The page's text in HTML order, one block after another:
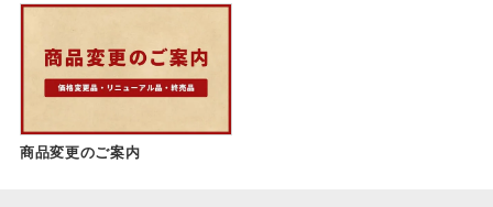
商品変更のご案内